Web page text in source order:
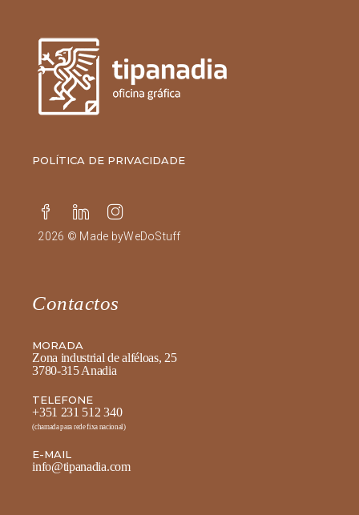
POLÍTICA DE PRIVACIDADE
2026 © Made byWeDoStuff
Contactos
MORADA
Zona industrial de alféloas, 25
3780-315 Anadia
TELEFONE
+351 231 512 340
(chamada para rede fixa nacional)
E-MAIL
info@tipanadia.com